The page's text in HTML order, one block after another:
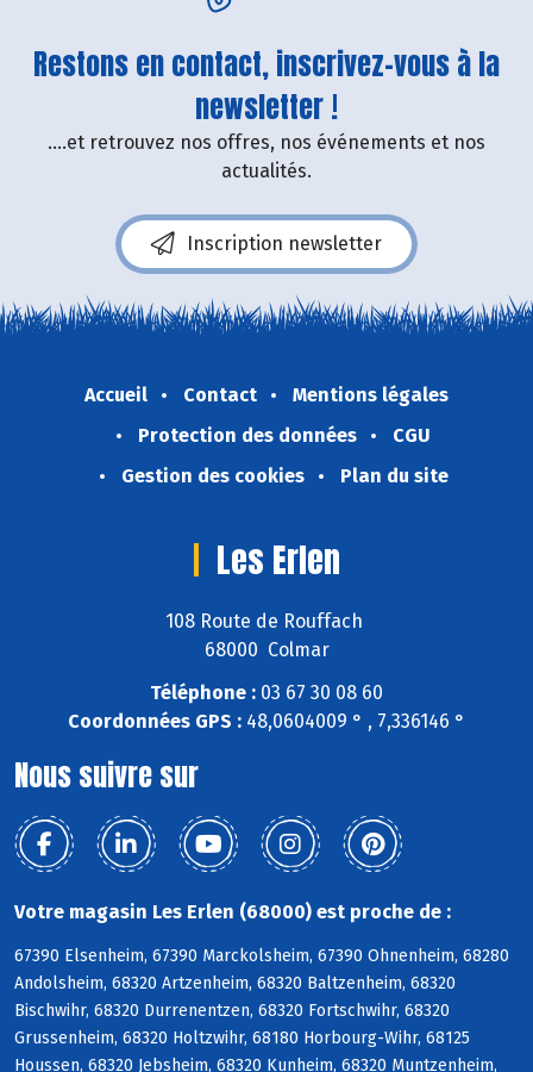
Restons en contact, inscrivez-vous à la
newsletter !
....et retrouvez nos offres, nos événements et nos
actualités.
Inscription newsletter
Accueil Contact
Mentions légales
Protection des données
CGU
Gestion des cookies
Plan du site
Les Erlen
108 Route de Rouffach
68000 Colmar
Téléphone : 03 67 30 08 60
Coordonnées GPS : 48,0604009 ° , 7,336146 °
Nous suivre sur
Votre magasin Les Erlen (68000) est proche de :
67390 Elsenheim, 67390 Marckolsheim, 67390 Ohnenheim, 68280
Andolsheim, 68320 Artzenheim, 68320 Baltzenheim, 68320
Bischwihr, 68320 Durrenentzen, 68320 Fortschwihr, 68320
Grussenheim, 68320 Holtzwihr, 68180 Horbourg-Wihr, 68125
Houssen, 68320 Jebsheim, 68320 Kunheim, 68320 Muntzenheim,